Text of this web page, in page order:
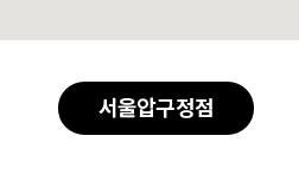
서울압구정점